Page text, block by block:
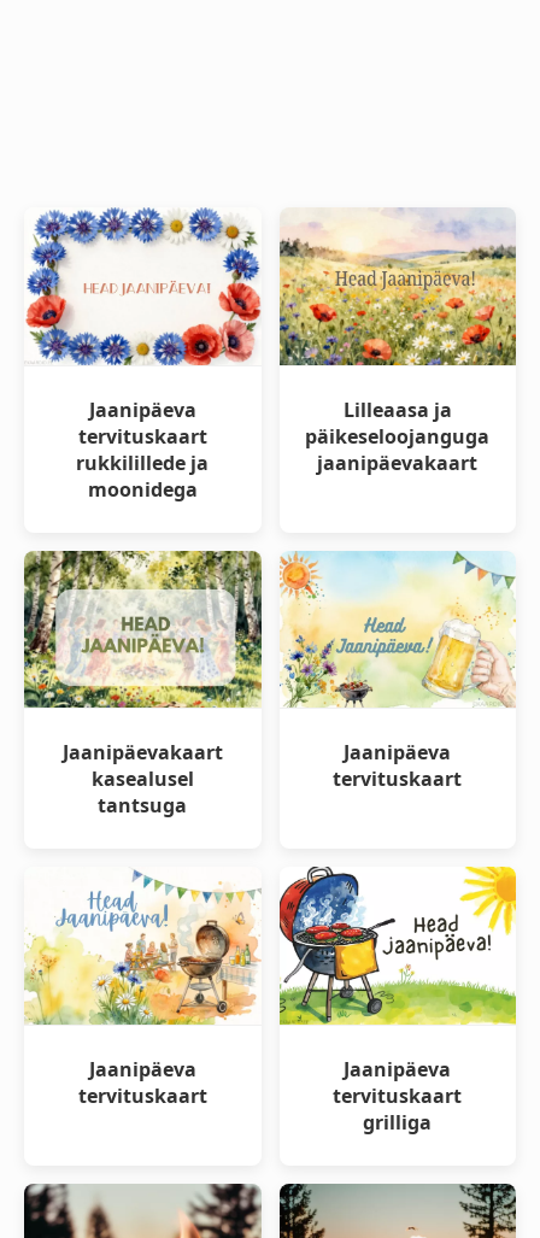
Jaanipäeva
tervituskaart
rukkilillede ja
moonidega
Lilleaasa ja
päikeseloojanguga
jaanipäevakaart
Jaanipäevakaart
kasealusel
tantsuga
Jaanipäeva
tervituskaart
Jaanipäeva
tervituskaart
Jaanipäeva
tervituskaart
grilliga